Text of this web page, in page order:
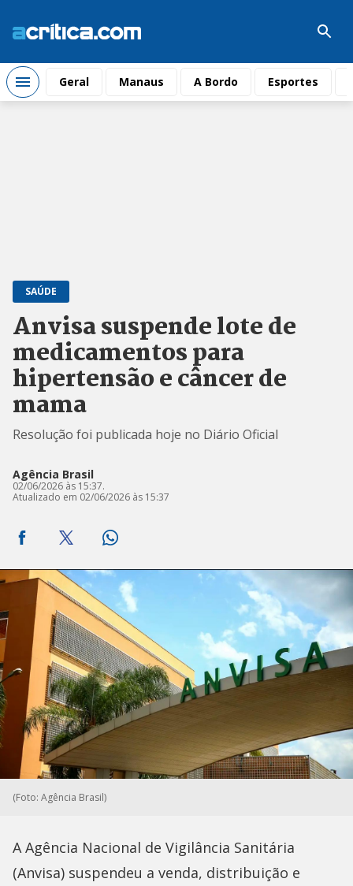
Geral Manaus A Bordo Esportes
SAÚDE
Anvisa suspende lote de
medicamentos para
hipertensão e câncer de
mama
Resolução foi publicada hoje no Diário Oficial
Agência Brasil
02/06/2026 às 15:37.
Atualizado em 02/06/2026 às 15:37
(Foto: Agência Brasil)
A Agência Nacional de Vigilância Sanitária
(Anvisa) suspendeu a venda, distribuição e